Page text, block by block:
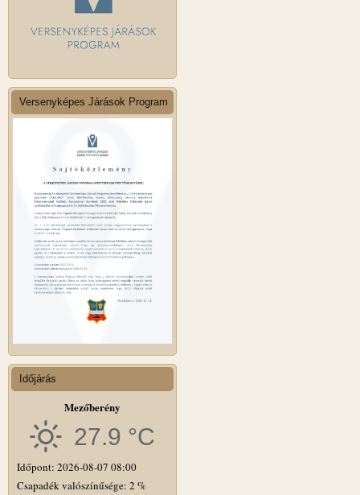
Versenyképes Járások Program
Időjárás
Mezőberény
27.9 °C
Időpont: 2026-08-07 08:00
Csapadék valószínűsége: 2 %